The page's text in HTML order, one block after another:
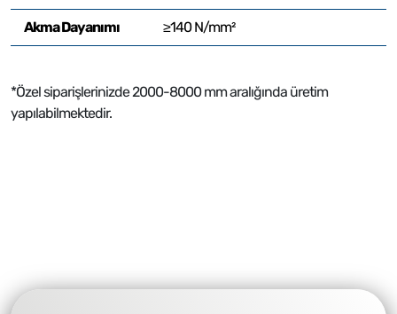
Akma Dayanımı ≥140 N/mm²
*Özel siparişlerinizde 2000-8000 mm aralığında üretim
yapılabilmektedir.